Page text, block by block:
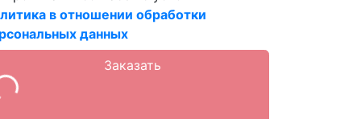
в отношении обработки
данных
Заказать